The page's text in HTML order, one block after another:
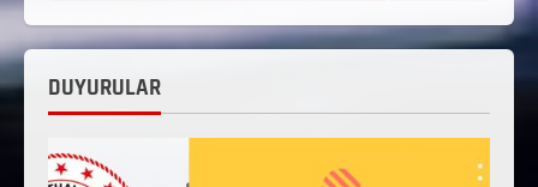
DUYURULAR